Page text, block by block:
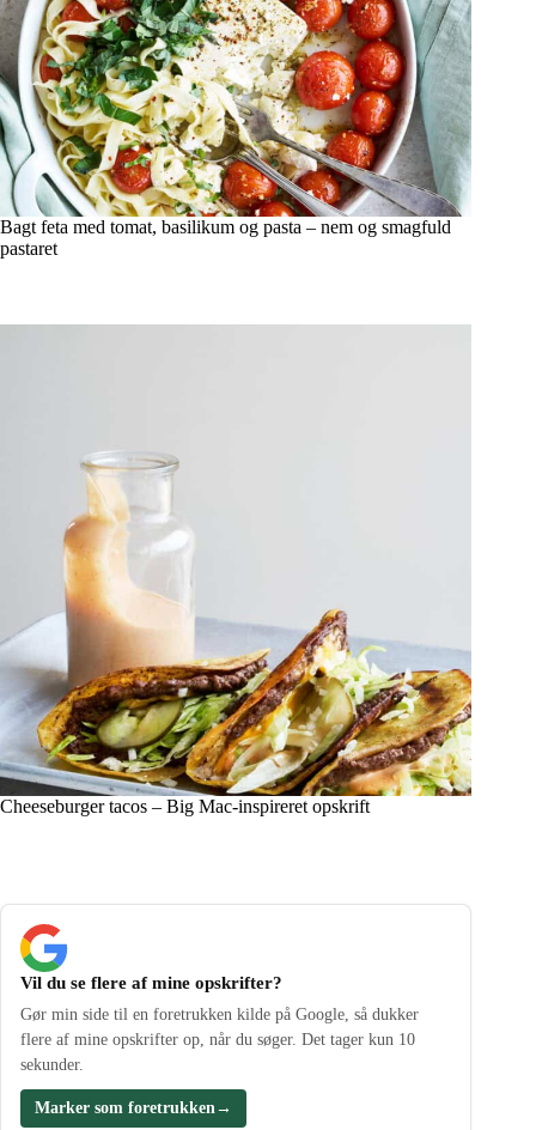
Bagt feta med tomat, basilikum og pasta – nem og smagfuld
pastaret
Cheeseburger tacos – Big Mac-inspireret opskrift
Vil du se flere af mine opskrifter?
Gør min side til en foretrukken kilde på Google, så dukker
flere af mine opskrifter op, når du søger. Det tager kun 10
sekunder.
Marker som foretrukken→